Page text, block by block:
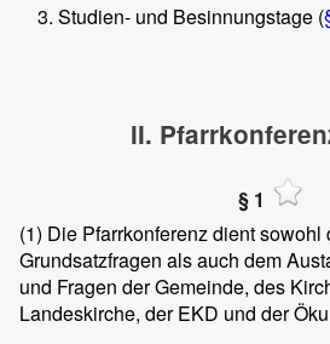
Studien- und Besinnungstage (
II.
§ 1
(1) Die Pfarrkonferenz dient sowohl
Grundsatzfragen als auch dem
und Fragen der Gemeinde, des
Landeskirche, der EKD und der